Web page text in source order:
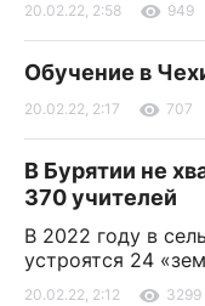
20.02.22, 2:58 949
Обучение в
20.02.22, 2:17 707
В Бурятии не
370 учителей
В 2022 году в
устроятся 24
20.02.22, 2:12 3299